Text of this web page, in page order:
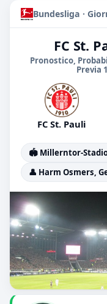
Bundesliga ·
FC St.
Pronostico,
Previa
FC St. Pauli
🏟️ Millerntor-
👤 Harm Osmers,